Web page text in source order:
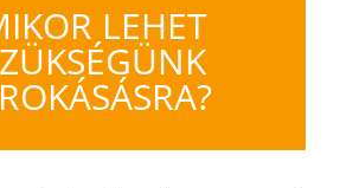
LEHET